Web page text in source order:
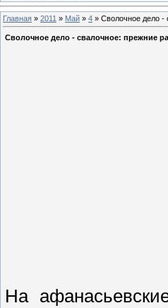
Главная » 2011 » Май » 4 » Сволочное дело -
Сволочное дело - свалочное: прежние
На